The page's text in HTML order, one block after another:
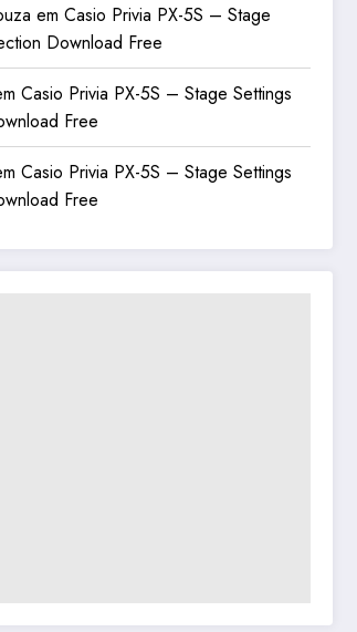
emCasio Privia PX-5S – Stage
Download Free
Casio Privia PX-5S – Stage Settings
Free
Casio Privia PX-5S – Stage Settings
Free